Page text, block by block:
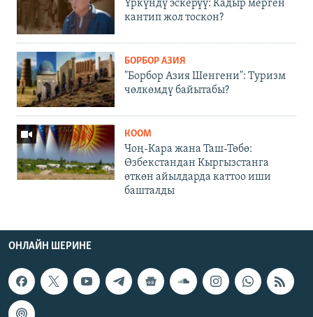
Үркүндү эскерүү: Кадыр мерген
кантип жол тоскон?
БОРБОР АЗИЯ
"Борбор Азия Шенгени": Туризм
чөлкөмдү байытабы?
КООМ
Чоң-Кара жана Таш-Төбө:
Өзбекстандан Кыргызстанга
өткөн айылдарда каттоо иши
башталды
ОНЛАЙН ШЕРИНЕ